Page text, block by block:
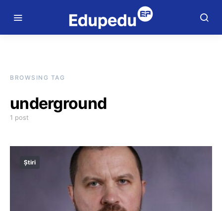
BROWSING TAG
underground
1 post
Știri